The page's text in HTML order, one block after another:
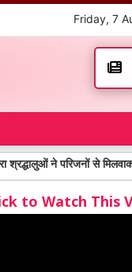
Friday, 7
ने परिजनों से मिलवाकर निभाई
to Watch This